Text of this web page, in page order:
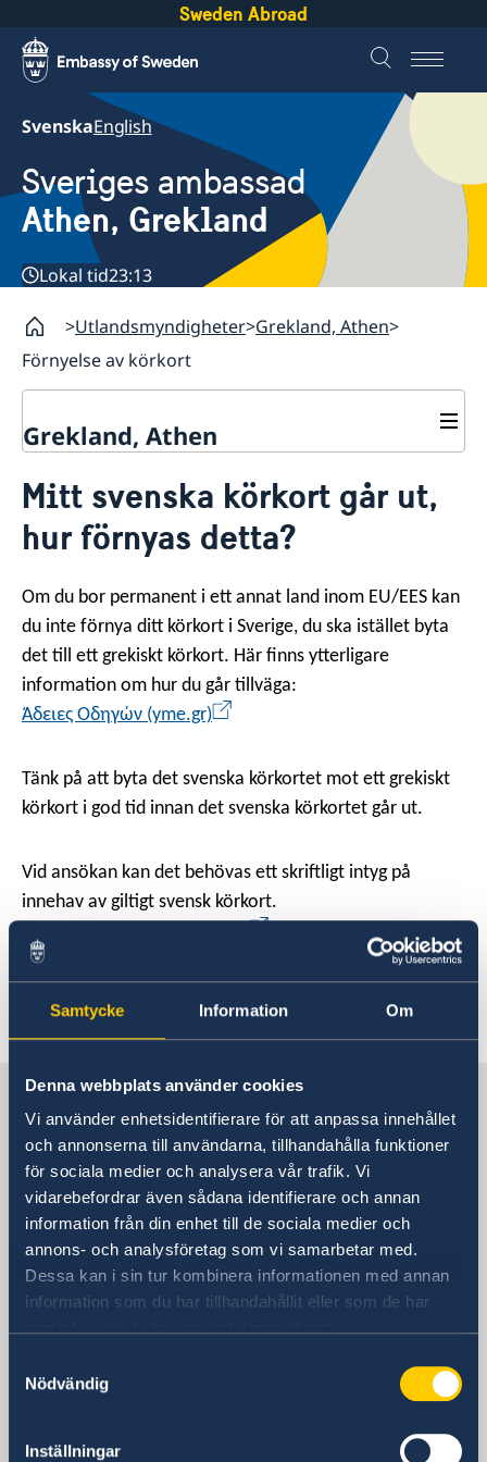
Samtycke Information Om
Denna webbplats använder cookies
Vi använder enhetsidentifierare för att anpassa innehållet
och annonserna till användarna, tillhandahålla funktioner
för sociala medier och analysera vår trafik. Vi
vidarebefordrar även sådana identifierare och annan
information från din enhet till de sociala medier och
annons- och analysföretag som vi samarbetar med.
Dessa kan i sin tur kombinera informationen med annan
information som du har tillhandahållit eller som de har
Nödvändig
Inställningar
Sweden Abroad
SvenskaEnglish
Sveriges ambassad
Athen, Grekland
Lokal tid23:13
Utlandsmyndigheter Grekland, Athen
Förnyelse av körkort
Grekland, Athen
Svenskrelaterade föreningar
Svenskar i Världen
Om oss
Praktiktjänstgöring vid ambassaden i Athen
Ledig tjänst
Så stöttar vi svenska företag
Team Sweden
Så kan du få stöd
Svenska företag i
Anmäl handelshinder
Aktuellt
Nyheter
Ändrad handläggningsprocess för
pappersansökningar
Mitt svenska körkort går ut,
hur förnyas detta?
Om du bor permanent i ett annat land inom EU/EES kan
du inte förnya ditt körkort i Sverige, du ska istället byta
det till ett grekiskt körkort. Här finns ytterligare
information om hur du går tillväga:
Άδειες Οδηγών (yme.gr)
Tänk på att byta det svenska körkortet mot ett grekiskt
körkort i god tid innan det svenska körkortet går ut.
Vid ansökan kan det behövas ett skriftligt intyg på
innehav av giltigt svensk körkort.
för utfärdade av sådant
intyg.
Senast uppdaterad 02 nov. 2021, 12.35
Sverige i Grekland
Sveriges ambassad
Besöksadress
Vassileos Konstantinou 7
Athen
Postadress
Embassy of Sweden
106 74 Athens